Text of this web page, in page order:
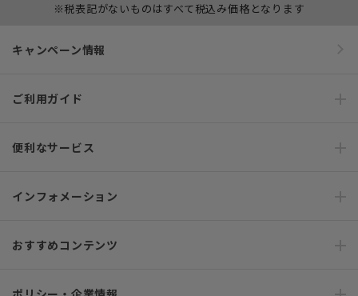
※税表記がないものはすべて税込み価格となります
キャンペーン情報
ご利用ガイド
便利なサービス
インフォメーション
おすすめコンテンツ